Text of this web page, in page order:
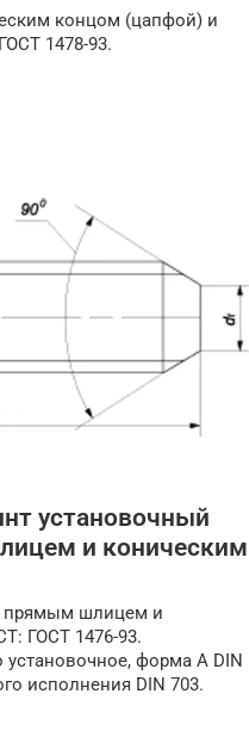
концом (цапфой) и
1478-93.
установочный
и коническим
прямым шлицем и
ГОСТ 1476-93.
форма A DIN
исполнения DIN 703.